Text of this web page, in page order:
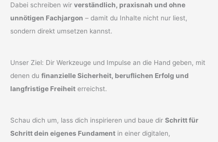
Dabei schreiben wirverständlich, praxisnah und ohne
unnötigen Fachjargon – damit du Inhalte nicht nur liest,
sondern direkt umsetzen kannst.
Unser Ziel: Dir Werkzeuge und Impulse an die Hand geben, mit
denen dufinanzielle Sicherheit, beruflichen Erfolg und
langfristige Freiheit erreichst.
Schau dich um, lass dich inspirieren und baue dirSchritt für
Schritt dein eigenes Fundament in einer digitalen,